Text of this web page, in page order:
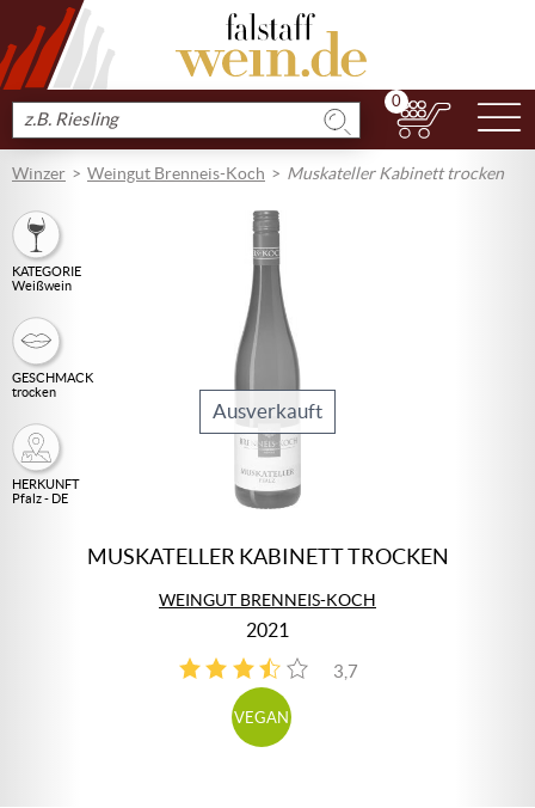
Produkt
suchen
0
Winzer Weingut Brenneis-Koch Muskateller Kabinett trocken
KATEGORIE
Weißwein
GESCHMACK
trocken
HERKUNFT
Pfalz - DE
Ausverkauft
MUSKATELLER KABINETT TROCKEN
WEINGUT BRENNEIS-KOCH
2021
3,7
3
VEGAN